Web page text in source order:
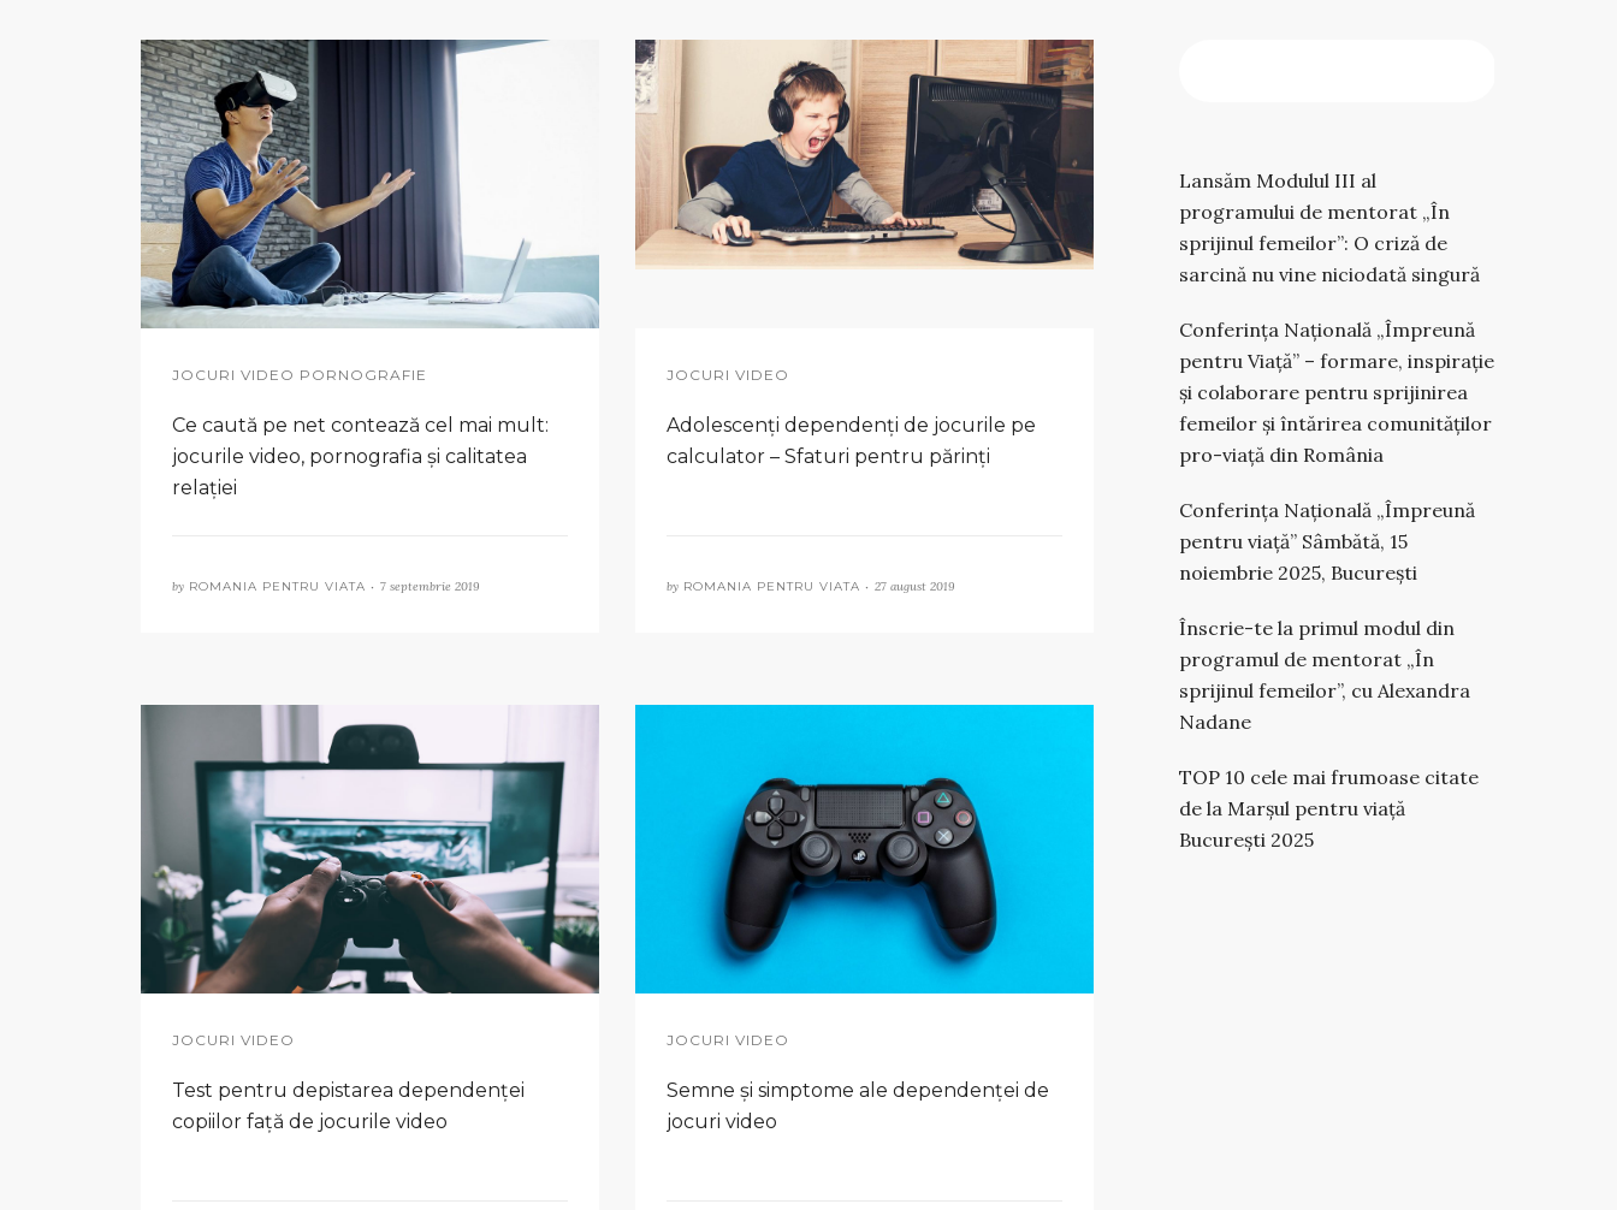
JOCURI VIDEO PORNOGRAFIE
Ce caută pe net contează cel mai mult:
jocurile video, pornografia și calitatea
relației
by ROMANIA PENTRU VIATA • 7 septembrie 2019
JOCURI VIDEO
Adolescenți dependenți de jocurile pe
calculator – Sfaturi pentru părinți
by ROMANIA PENTRU VIATA • 27 august 2019
JOCURI VIDEO
Test pentru depistarea dependenței
copiilor față de jocurile video
JOCURI VIDEO
Semne și simptome ale dependenței de
jocuri video
Lansăm Modulul III al
programului de mentorat „În
sprijinul femeilor”: O criză de
sarcină nu vine niciodată singură
Conferința Națională „Împreună
pentru Viață” – formare, inspirație
și colaborare pentru sprijinirea
femeilor și întărirea comunităților
pro-viață din România
Conferința Națională „Împreună
pentru viață” Sâmbătă, 15
noiembrie 2025, București
Înscrie-te la primul modul din
programul de mentorat „În
sprijinul femeilor”, cu Alexandra
Nadane
TOP 10 cele mai frumoase citate
de la Marșul pentru viață
București 2025